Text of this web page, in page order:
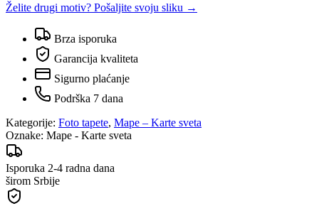
Želite drugi motiv? Pošaljite svoju sliku →
Brza isporuka
Garancija kvaliteta
Sigurno plaćanje
Podrška 7 dana
Kategorije: Foto tapete, Mape – Karte sveta
Oznake: Mape - Karte sveta
Isporuka 2-4 radna dana
širom Srbije